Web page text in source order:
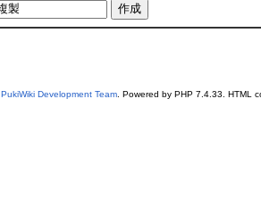
PukiWiki Development Team. Powered by PHP 7.4.33. HTML